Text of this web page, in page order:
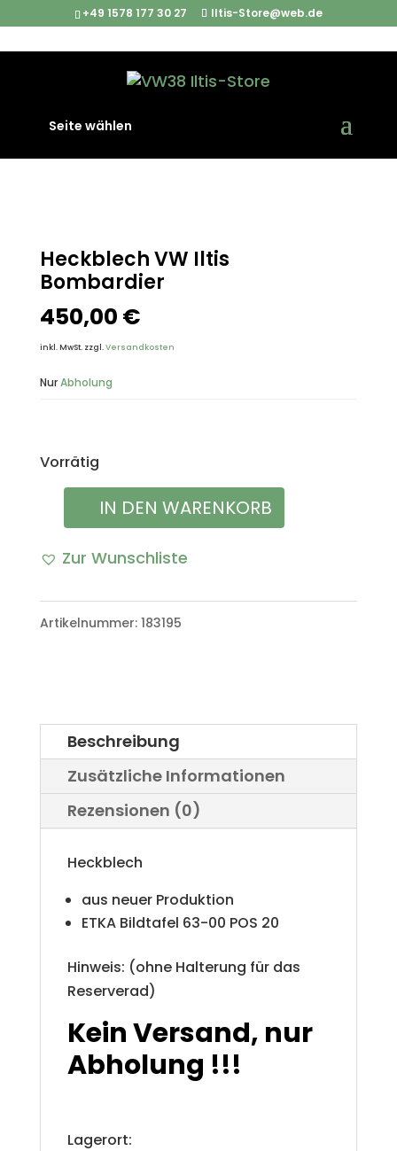
+49 1578 177 30 27 Iltis-Store@web.de
Seite wählen
Iltis Bombardier
Heckblech VW Iltis
Bombardier
450,00 €
inkl. MwSt. zzgl.Versandkosten
NurAbholung
Vorrätig
Heckblech
VW
Bombardier
IN DEN WARENKORB
Zur Wunschliste
Artikelnummer: 183195
Beschreibung
Zusätzliche Informationen
Rezensionen (0)
Heckblech
aus neuer Produktion
ETKA Bildtafel 63-00 POS 20
Hinweis: (ohne Halterung für das
Reserverad)
Kein Versand, nur
Abholung !!!
Lagerort: